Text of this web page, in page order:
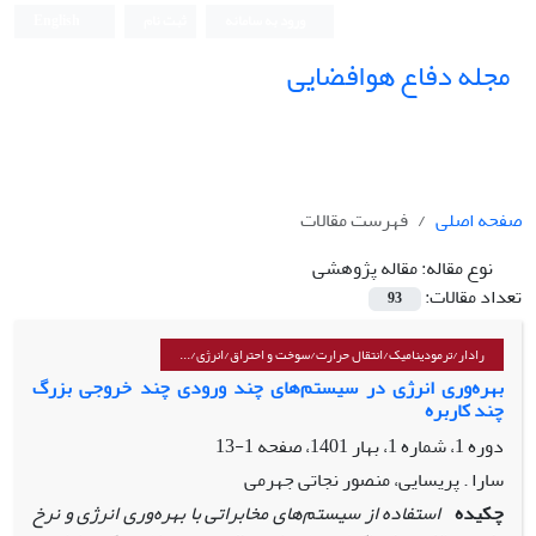
مجله دفاع هوافضایی
صفحه اصلی
فهرست مقالات
نوع مقاله:مقاله پژوهشی
تعداد مقالات:
93
رادار/ترمودینامیک/انتقال حرارت/سوخت و احتراق/انرژی/...
بهره‌وری انرژی در سیستم‌های چند ورودی چند خروجی بزرگ
چند کاربره
دوره 1، شماره 1، بهار 1401، صفحه
1-13
سارا . پریسایی، منصور نجاتی جهرمی
چکیده استفاده از سیستم‌های مخابراتی با بهره‌وری انرژی و نرخ